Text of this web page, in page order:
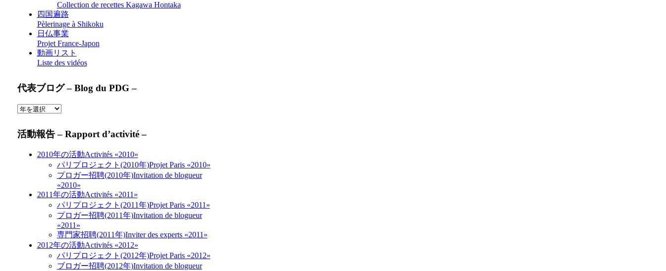
Collection de recettes Kagawa Hontaka
四国遍路
Pèlerinage à Shikoku
日仏事業
Projet France-Japon
動画リスト
Liste des vidéos
代表ブログ – Blog du PDG –
活動報告 – Rapport d’activité –
2010年の活動Activités «2010»
パリプロジェクト(2010年)Projet Paris «2010»
プロガー招聘(2010年)Invitation de blogueur
«2010»
2011年の活動Activités «2011»
パリプロジェクト(2011年)Projet Paris «2011»
プロガー招聘(2011年)Invitation de blogueur
«2011»
専門家招聘(2011年)Inviter des experts «2011»
2012年の活動Activités «2012»
パリプロジェクト(2012年)Projet Paris «2012»
ブロガー招聘(2012年)Invitation de blogueur